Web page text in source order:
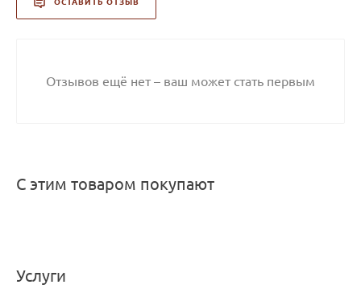
ОСТАВИТЬ ОТЗЫВ
Отзывов ещё нет – ваш может стать первым
С этим товаром покупают
Услуги